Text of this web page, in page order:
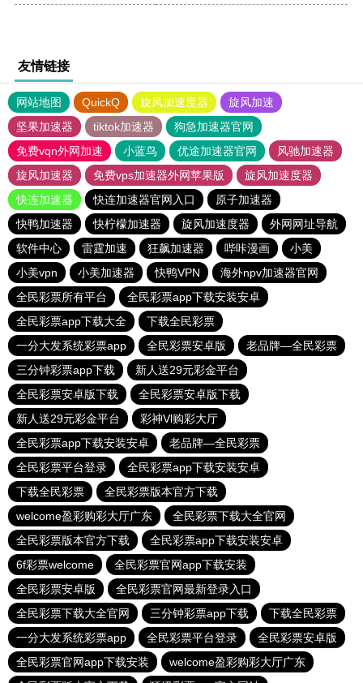
友情链接
网站地图 QuickQ 旋风加速度器
旋风加速
坚果加速器
tiktok加速器
狗急加速器官网
免费vqn外网加速
小蓝鸟 优途加速器官网
风驰加速器
旋风加速器
免费vps加速器外网苹果版
旋风加速度器
快连加速器
快连加速器官网入口
原子加速器
快鸭加速器
快柠檬加速器 旋风加速度器
外网网址导航
软件中心
雷霆加速 狂飙加速器 哔咔漫画
小美
小美vpn
小美加速器 快鸭VPN
海外npv加速器官网
全民彩票所有平台
全民彩票app下载安装安卓
全民彩票app下载大全
下载全民彩票
一分大发系统彩票app
全民彩票安卓版
老品牌—全民彩票
三分钟彩票app下载
新人送29元彩金平台
全民彩票安卓版下载
全民彩票安卓版下载
新人送29元彩金平台
彩神Vl购彩大厅
全民彩票app下载安装安卓
老品牌—全民彩票
全民彩票平台登录
全民彩票app下载安装安卓
下载全民彩票
全民彩票版本官方下载
welcome盈彩购彩大厅广东
全民彩票下载大全官网
全民彩票版本官方下载
全民彩票app下载安装安卓
6f彩票welcome
全民彩票官网app下载安装
全民彩票安卓版
全民彩票官网最新登录入口
全民彩票下载大全官网
三分钟彩票app下载
下载全民彩票
一分大发系统彩票app
全民彩票平台登录
全民彩票安卓版
全民彩票官网app下载安装
welcome盈彩购彩大厅广东